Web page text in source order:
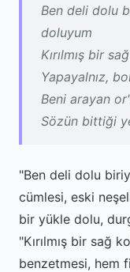
Ben deli dolu
doluyum
Kırılmış bir
Yapayalnız,
Beni arayan
Sözün bittiği
"Ben deli dolu
cümlesi, eski
bir yükle dolu,
"Kırılmış bir sağ
benzetmesi, hem